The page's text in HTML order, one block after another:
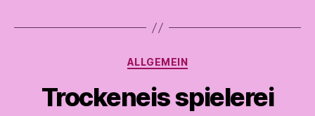
Kategorien
ALLGEMEIN
Trockeneis spielerei
d
e
a
e